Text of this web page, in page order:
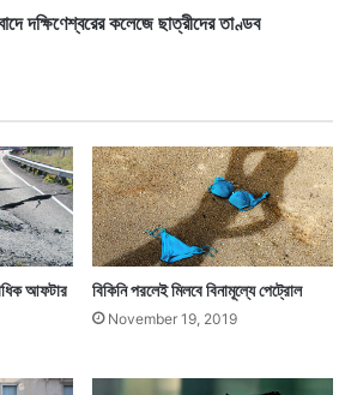
দক্ষিণেশ্বরের কলেজে ছাত্রীদের তাণ্ডব
আফটার
বিকিনি পরলেই মিলবে বিনামূল্যে পেট্রোল
November 19, 2019